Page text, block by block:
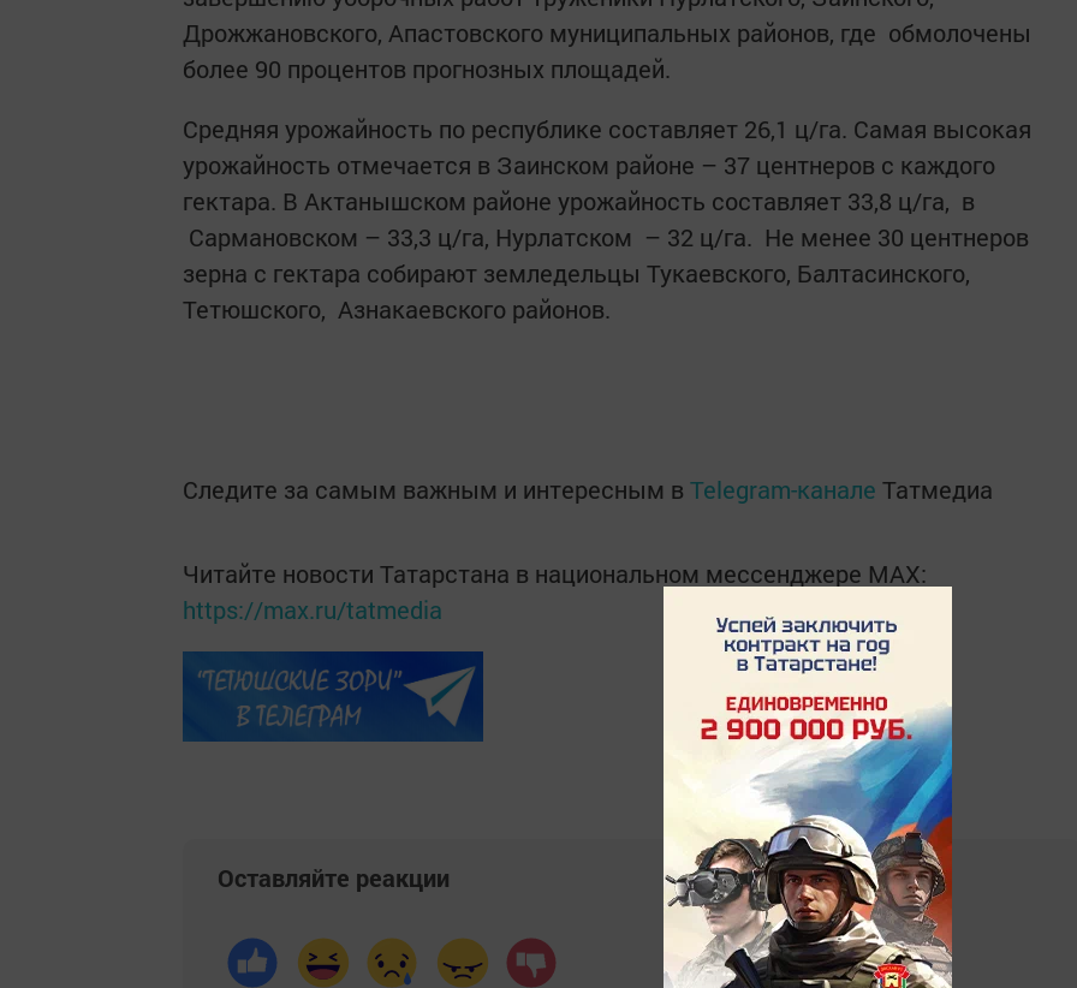
Дрожжановского, Апастовского муниципальных районов, где обмолочены
более 90 процентов прогнозных площадей.
Средняя урожайность по республике составляет 26,1 ц/га. Самая высокая
урожайность отмечается в Заинском районе – 37 центнеров с каждого
гектара. В Актанышском районе урожайность составляет 33,8 ц/га, в
Сармановском – 33,3 ц/га, Нурлатском – 32 ц/га. Не менее 30 центнеров
зерна с гектара собирают земледельцы Тукаевского, Балтасинского,
Тетюшского, Азнакаевского районов.
Следите за самым важным и интересным в Telegram-канале Татмедиа
Читайте новости Татарстана в национальном мессенджере MАХ:
https://max.ru/tatmedia
Оставляйте реакции